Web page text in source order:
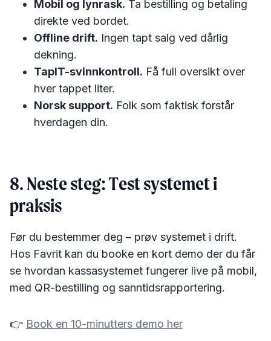
Mobil og lynrask. Ta bestilling og betaling
direkte ved bordet.
Offline drift. Ingen tapt salg ved dårlig
dekning.
TapIT-svinnkontroll. Få full oversikt over
hver tappet liter.
Norsk support. Folk som faktisk forstår
hverdagen din.
8. Neste steg: Test systemet i
praksis
Før du bestemmer deg – prøv systemet i drift.
Hos Favrit kan du booke en kort demo der du får
se hvordan kassasystemet fungerer live på mobil,
med QR-bestilling og sanntidsrapportering.
👉 Book en 10-minutters demo her